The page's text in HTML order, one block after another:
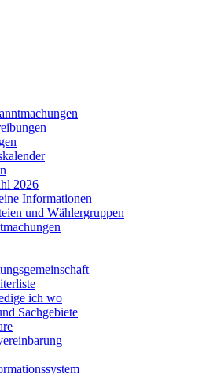
2026
Informationen
und Wählergruppen
ich wo
Sachgebiete